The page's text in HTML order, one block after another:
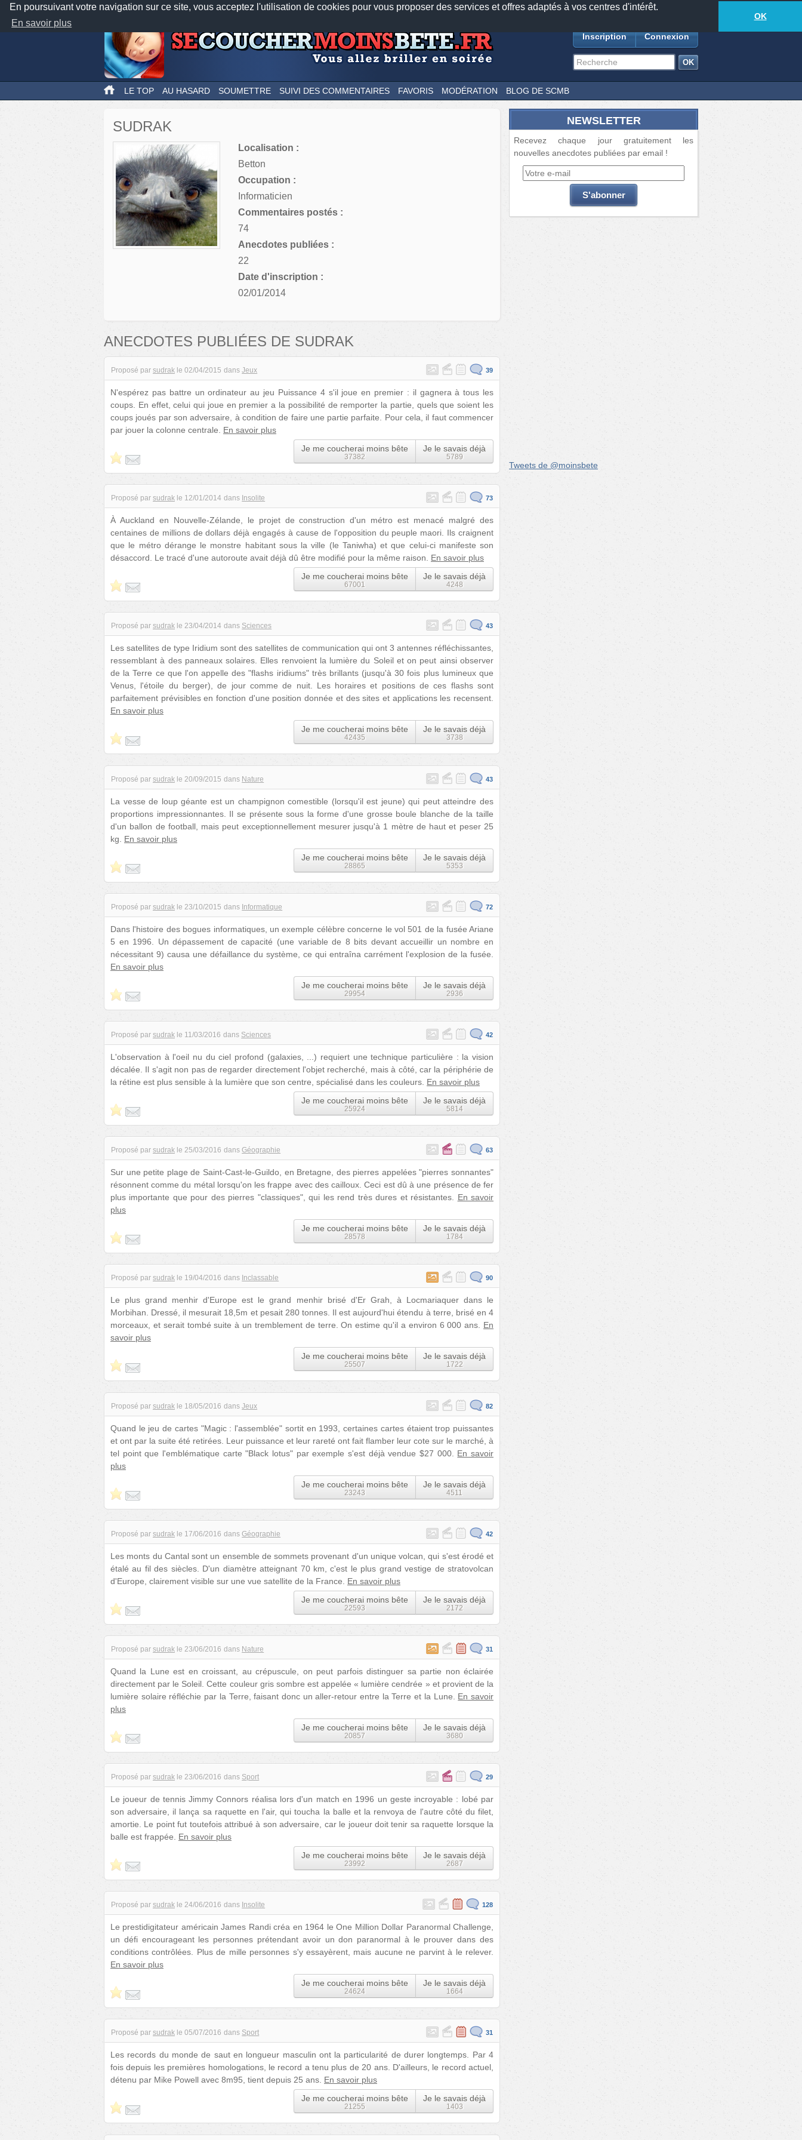
En poursuivant votre navigation sur ce site, vous acceptez l'utilisation de cookies pour vous proposer des services et offres adaptés à vos centres d'intérêt.
En savoir plus
OK
Nos applications mobiles Newsletter Facebook
TwitterFeeds18885anecdotes-482lecteurs connectés
Inscription Connexion
LE TOP AU HASARD SOUMETTRE SUIVI DES COMMENTAIRES FAVORIS MODÉRATION BLOG DE SCMB
SUDRAK
Localisation :
Betton
Occupation :
Informaticien
Commentaires postés :
74
Anecdotes publiées :
22
Date d'inscription :
02/01/2014
ANECDOTES PUBLIÉES DE SUDRAK
Proposé par sudrak le 02/04/2015 dans Jeux 39
N'espérez pas battre un ordinateur au jeu Puissance 4 s'il joue en premier : il gagnera à tous les
coups. En effet, celui qui joue en premier a la possibilité de remporter la partie, quels que soient les
coups joués par son adversaire, à condition de faire une partie parfaite. Pour cela, il faut commencer
par jouer la colonne centrale. En savoir plus
Je me coucherai moins bête
37382
Je le savais déjà
5789
Proposé par sudrak le 12/01/2014 dans Insolite 73
À Auckland en Nouvelle-Zélande, le projet de construction d'un métro est menacé malgré des
centaines de millions de dollars déjà engagés à cause de l'opposition du peuple maori. Ils craignent
que le métro dérange le monstre habitant sous la ville (le Taniwha) et que celui-ci manifeste son
désaccord. Le tracé d'une autoroute avait déjà dû être modifié pour la même raison. En savoir plus
Je me coucherai moins bête
67001
Je le savais déjà
4248
Proposé par sudrak le 23/04/2014 dans Sciences 43
Les satellites de type Iridium sont des satellites de communication qui ont 3 antennes réfléchissantes,
ressemblant à des panneaux solaires. Elles renvoient la lumière du Soleil et on peut ainsi observer
de la Terre ce que l'on appelle des "flashs iridiums" très brillants (jusqu'à 30 fois plus lumineux que
Venus, l'étoile du berger), de jour comme de nuit. Les horaires et positions de ces flashs sont
parfaitement prévisibles en fonction d'une position donnée et des sites et applications les recensent.
En savoir plus
Je me coucherai moins bête
42435
Je le savais déjà
3738
Proposé par sudrak le 20/09/2015 dans Nature 43
La vesse de loup géante est un champignon comestible (lorsqu'il est jeune) qui peut atteindre des
proportions impressionnantes. Il se présente sous la forme d'une grosse boule blanche de la taille
d'un ballon de football, mais peut exceptionnellement mesurer jusqu'à 1 mètre de haut et peser 25
kg. En savoir plus
Je me coucherai moins bête
28865
Je le savais déjà
5353
Proposé par sudrak le 23/10/2015 dans Informatique 72
Dans l'histoire des bogues informatiques, un exemple célèbre concerne le vol 501 de la fusée Ariane
5 en 1996. Un dépassement de capacité (une variable de 8 bits devant accueillir un nombre en
nécessitant 9) causa une défaillance du système, ce qui entraîna carrément l'explosion de la fusée.
En savoir plus
Je me coucherai moins bête
29954
Je le savais déjà
2936
Proposé par sudrak le 11/03/2016 dans Sciences 42
L'observation à l'oeil nu du ciel profond (galaxies, ...) requiert une technique particulière : la vision
décalée. Il s'agit non pas de regarder directement l'objet recherché, mais à côté, car la périphérie de
la rétine est plus sensible à la lumière que son centre, spécialisé dans les couleurs. En savoir plus
Je me coucherai moins bête
25924
Je le savais déjà
5814
Proposé par sudrak le 25/03/2016 dans Géographie 63
Sur une petite plage de Saint-Cast-le-Guildo, en Bretagne, des pierres appelées "pierres sonnantes"
résonnent comme du métal lorsqu'on les frappe avec des cailloux. Ceci est dû à une présence de fer
plus importante que pour des pierres "classiques", qui les rend très dures et résistantes. En savoir
plus
Je me coucherai moins bête
28578
Je le savais déjà
1784
Proposé par sudrak le 19/04/2016 dans Inclassable 90
Le plus grand menhir d'Europe est le grand menhir brisé d'Er Grah, à Locmariaquer dans le
Morbihan. Dressé, il mesurait 18,5m et pesait 280 tonnes. Il est aujourd'hui étendu à terre, brisé en 4
morceaux, et serait tombé suite à un tremblement de terre. On estime qu'il a environ 6 000 ans. En
savoir plus
Je me coucherai moins bête
25507
Je le savais déjà
1722
Proposé par sudrak le 18/05/2016 dans Jeux 82
Quand le jeu de cartes "Magic : l'assemblée" sortit en 1993, certaines cartes étaient trop puissantes
et ont par la suite été retirées. Leur puissance et leur rareté ont fait flamber leur cote sur le marché, à
tel point que l'emblématique carte "Black lotus" par exemple s'est déjà vendue $27 000. En savoir
plus
Je me coucherai moins bête
23243
Je le savais déjà
4511
Proposé par sudrak le 17/06/2016 dans Géographie 42
Les monts du Cantal sont un ensemble de sommets provenant d'un unique volcan, qui s'est érodé et
étalé au fil des siècles. D'un diamètre atteignant 70 km, c'est le plus grand vestige de stratovolcan
d'Europe, clairement visible sur une vue satellite de la France. En savoir plus
Je me coucherai moins bête
22593
Je le savais déjà
2172
Proposé par sudrak le 23/06/2016 dans Nature 31
Quand la Lune est en croissant, au crépuscule, on peut parfois distinguer sa partie non éclairée
directement par le Soleil. Cette couleur gris sombre est appelée « lumière cendrée » et provient de la
lumière solaire réfléchie par la Terre, faisant donc un aller-retour entre la Terre et la Lune. En savoir
plus
Je me coucherai moins bête
20857
Je le savais déjà
3680
Proposé par sudrak le 23/06/2016 dans Sport 29
Le joueur de tennis Jimmy Connors réalisa lors d'un match en 1996 un geste incroyable : lobé par
son adversaire, il lança sa raquette en l'air, qui toucha la balle et la renvoya de l'autre côté du filet,
amortie. Le point fut toutefois attribué à son adversaire, car le joueur doit tenir sa raquette lorsque la
balle est frappée. En savoir plus
Je me coucherai moins bête
23992
Je le savais déjà
2687
Proposé par sudrak le 24/06/2016 dans Insolite 128
Le prestidigitateur américain James Randi créa en 1964 le One Million Dollar Paranormal Challenge,
un défi encourageant les personnes prétendant avoir un don paranormal à le prouver dans des
conditions contrôlées. Plus de mille personnes s'y essayèrent, mais aucune ne parvint à le relever.
En savoir plus
Je me coucherai moins bête
24624
Je le savais déjà
1664
Proposé par sudrak le 05/07/2016 dans Sport 31
Les records du monde de saut en longueur masculin ont la particularité de durer longtemps. Par 4
fois depuis les premières homologations, le record a tenu plus de 20 ans. D'ailleurs, le record actuel,
détenu par Mike Powell avec 8m95, tient depuis 25 ans. En savoir plus
Je me coucherai moins bête
21255
Je le savais déjà
1403
NEWSLETTER
Recevez chaque jour gratuitement les
nouvelles anecdotes publiées par email !
Tweets de @moinsbete